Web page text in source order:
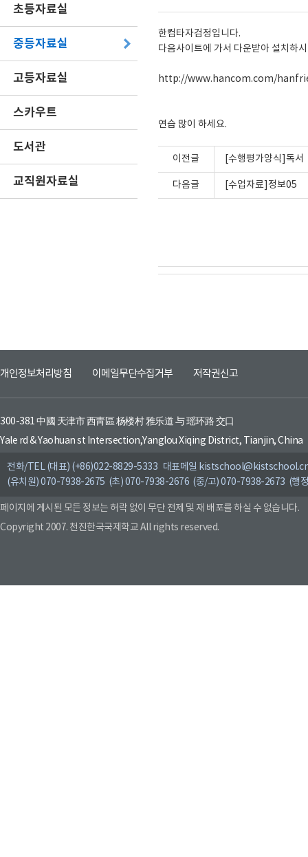
초등자료실
중등자료실
고등자료실
스카우트
도서관
교직원자료실
한컴타자검정입니다.
다음사이트에 가서 다운받아 설치하
http://www.hancom.com/
연습 많이 하세요.
이전글 [수행평가양식]독서
다음글 [수업자료]정보05
개인정보처리방침 이메일무단수집거부 저작권신고
300-381 中國 天津市 西靑區 杨楼村 雅乐道 与 瑶环路 交口
Yale rd & Yaohuan st Intersection,Yanglou Xiqing District, Tianjin, China
전화/TEL (대표) (+86)022-8829-5333 대표메일
(유치원) 070-7938-2675 (초) 070-7938-2676 (중/고) 070-7938-2673 (행
페이지에 게시된 모든 정보는 허락 없이 무단 전제 및 재 배포를 하실 수 없습니다.
Copyright 2007. 천진한국국제학교 All rights reserved.